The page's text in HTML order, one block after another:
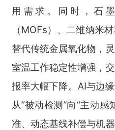
用需求。同时，石
（MOFs）、二维纳米
替代传统金属氧化物，
室温工作稳定性增强，
报率大幅下降。AI与边
从“被动检测”向“主动
准、动态基线补偿与机